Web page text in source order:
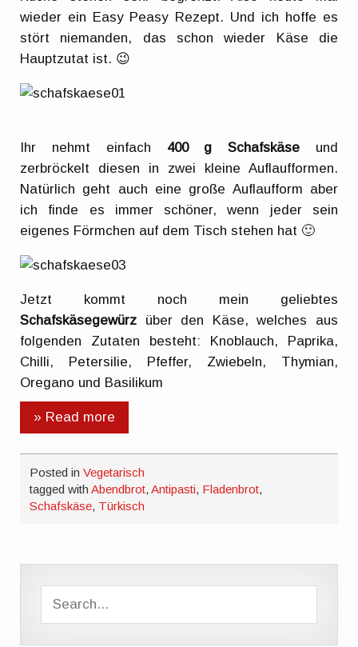
wieder ein Easy Peasy Rezept. Und ich hoffe es
stört niemanden, das schon wieder Käse die
Hauptzutat ist. 😉
Ihr nehmt einfach 400 g Schafskäse und
zerbröckelt diesen in zwei kleine Auflaufformen.
Natürlich geht auch eine große Auflaufform aber
ich finde es immer schöner, wenn jeder sein
eigenes Förmchen auf dem Tisch stehen hat 🙂
Jetzt kommt noch mein geliebtes
Schafskäsegewürz über den Käse, welches aus
folgenden Zutaten besteht: Knoblauch, Paprika,
Chilli, Petersilie, Pfeffer, Zwiebeln, Thymian,
Oregano und Basilikum
» Read more
Posted inVegetarisch
tagged withAbendbrot,Antipasti, Fladenbrot,
Schafskäse, Türkisch